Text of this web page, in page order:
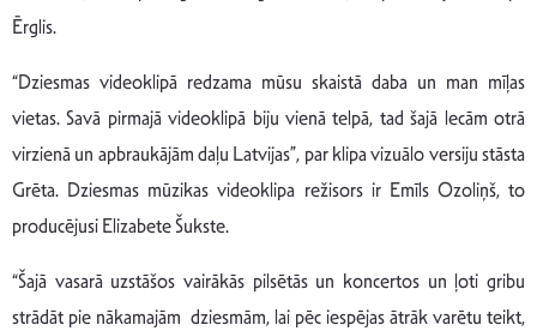
Ērglis.
“Dziesmas videoklipā redzama mūsu skaistā daba un man mīļas
vietas. Savā pirmajā videoklipā biju vienā telpā, tad šajā lecām otrā
virzienā un apbraukājām daļu Latvijas”, par klipa vizuālo versiju stāsta
Grēta. Dziesmas mūzikas videoklipa režisors ir Emīls Ozoliņš, to
producējusi Elizabete Šukste.
“Šajā vasarā uzstāšos vairākās pilsētās un koncertos un ļoti gribu
strādāt pie nākamajām dziesmām, lai pēc iespējas ātrāk varētu teikt,